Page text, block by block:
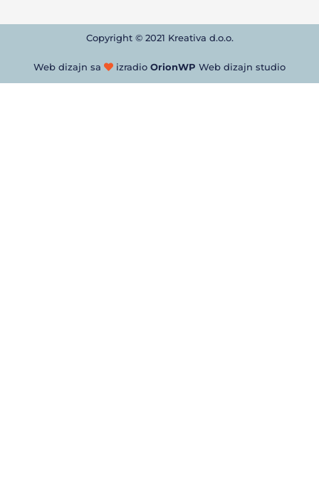
Copyright © 2021 Kreativa d.o.o.
Web dizajn sa izradio OrionWP Web dizajn studio